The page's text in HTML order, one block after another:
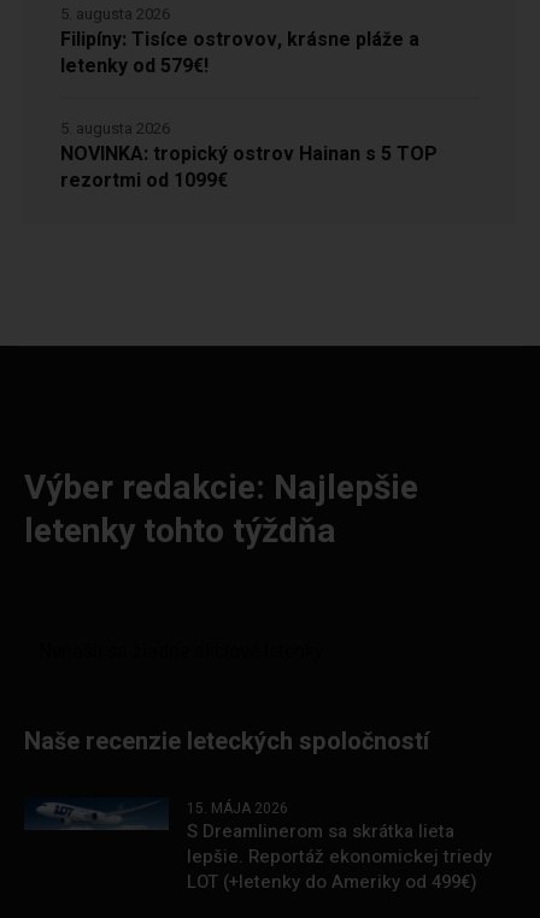
Filipíny: Tisíce ostrovov, krásne pláže a
letenky od 579€!
5. augusta 2026
NOVINKA: tropický ostrov Hainan s 5 TOP
rezortmi od 1099€
5. augusta 2026
Výber redakcie: Najlepšie
letenky tohto týždňa
Naše recenzie leteckých spoločností
15. MÁJA 2026
S Dreamlinerom sa skrátka lieta
lepšie. Reportáž ekonomickej triedy
LOT (+letenky do Ameriky od 499€)